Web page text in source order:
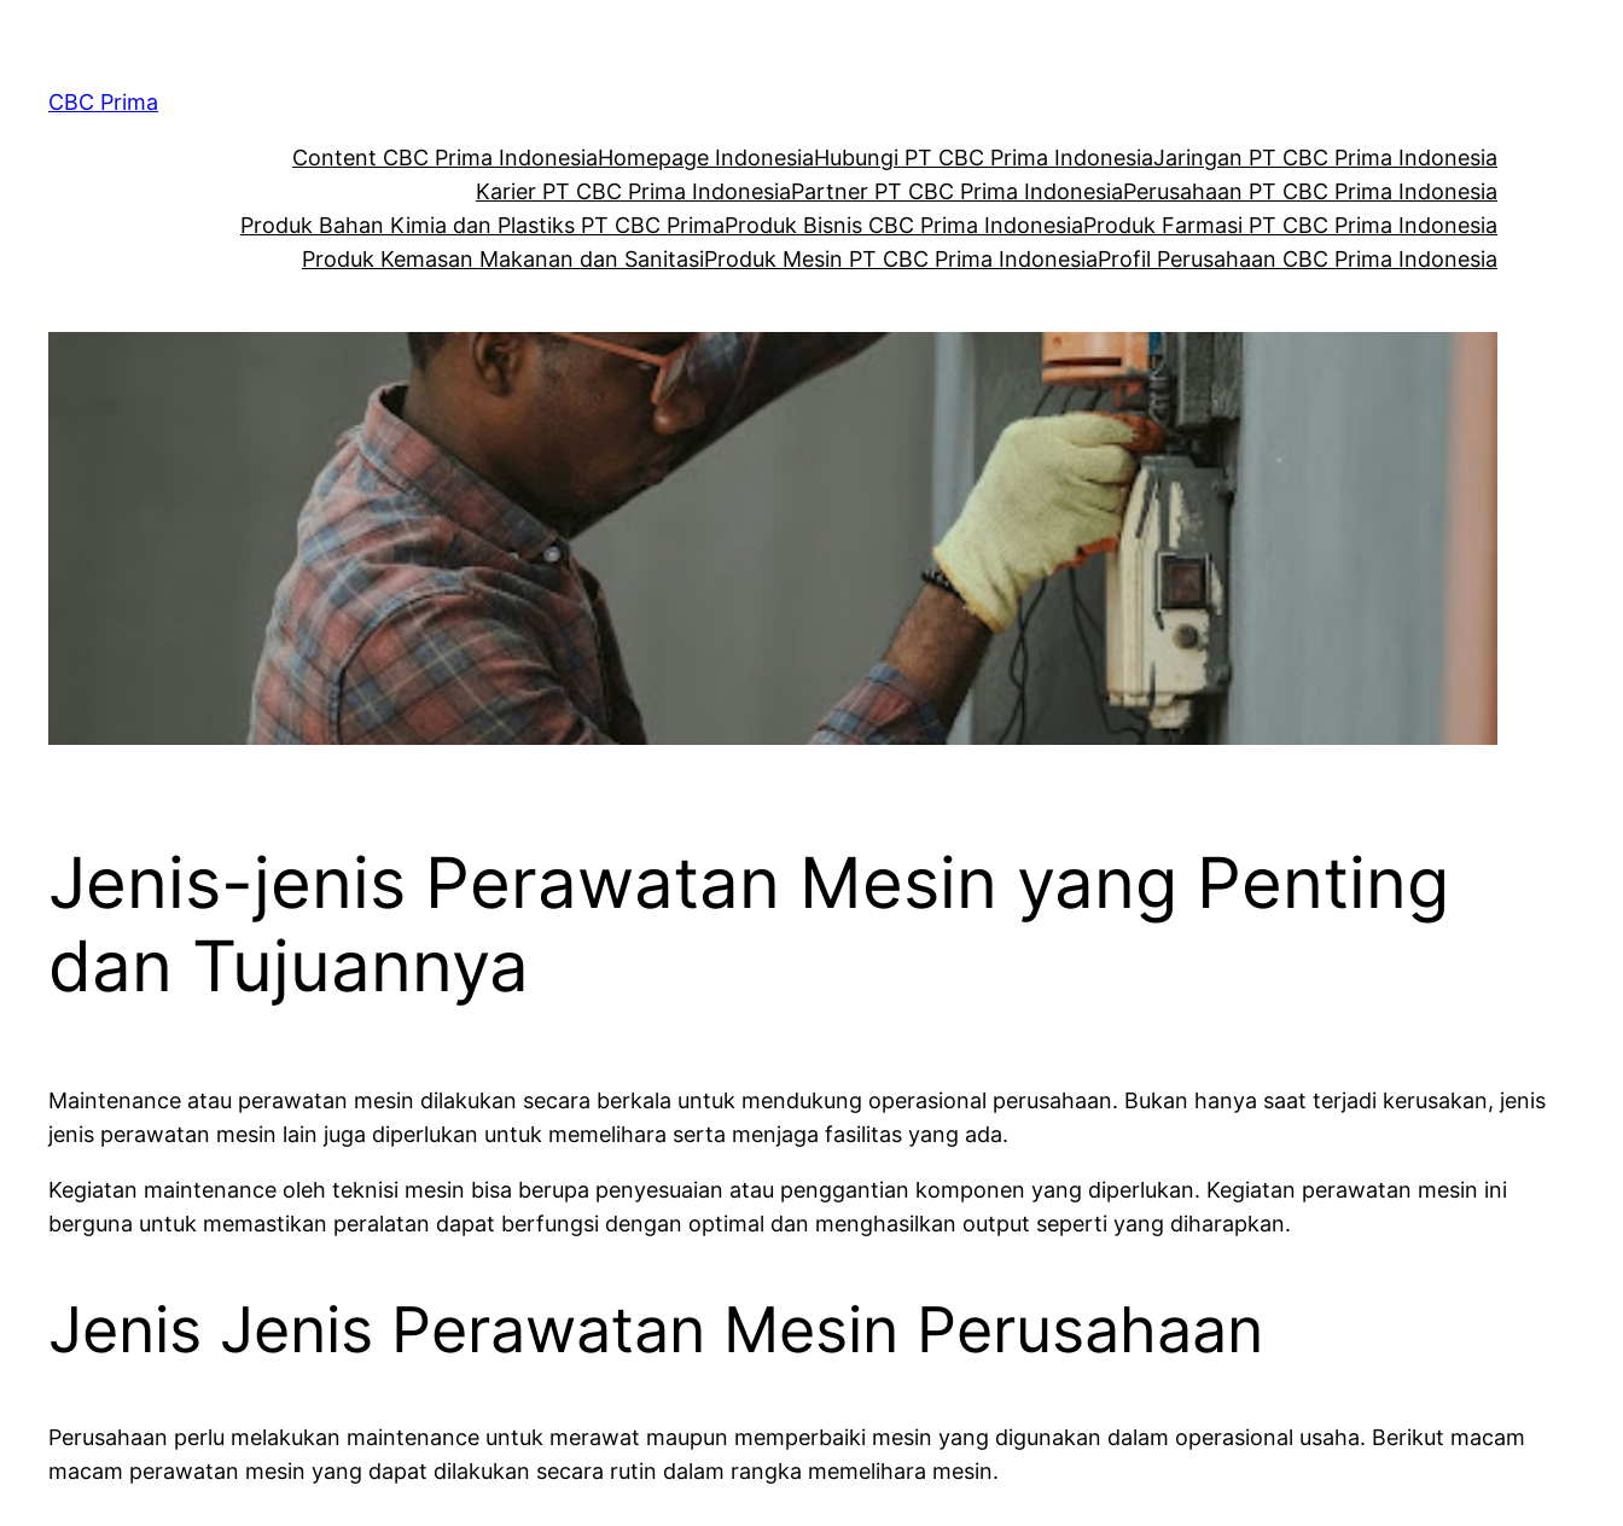
CBC Prima
Content CBC Prima IndonesiaHomepage IndonesiaHubungi PT CBC Prima IndonesiaJaringan PT CBC Prima Indonesia
Karier PT CBC Prima IndonesiaPartner PT CBC Prima IndonesiaPerusahaan PT CBC Prima Indonesia
Produk Bahan Kimia dan Plastiks PT CBC PrimaProduk Bisnis CBC Prima IndonesiaProduk Farmasi PT CBC Prima Indonesia
Produk Kemasan Makanan dan SanitasiProduk Mesin PT CBC Prima IndonesiaProfil Perusahaan CBC Prima Indonesia
Jenis-jenis Perawatan Mesin yang Penting
dan Tujuannya
Maintenance atau perawatan mesin dilakukan secara berkala untuk mendukung operasional perusahaan. Bukan hanya saat terjadi kerusakan, jenis
jenis perawatan mesin lain juga diperlukan untuk memelihara serta menjaga fasilitas yang ada.
Kegiatan maintenance oleh teknisi mesin bisa berupa penyesuaian atau penggantian komponen yang diperlukan. Kegiatan perawatan mesin ini
berguna untuk memastikan peralatan dapat berfungsi dengan optimal dan menghasilkan output seperti yang diharapkan.
Jenis Jenis Perawatan Mesin Perusahaan
Perusahaan perlu melakukan maintenance untuk merawat maupun memperbaiki mesin yang digunakan dalam operasional usaha. Berikut macam
macam perawatan mesin yang dapat dilakukan secara rutin dalam rangka memelihara mesin.